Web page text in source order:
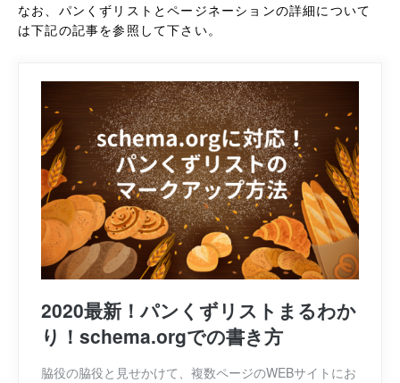
なお、パンくずリストとページネーションの詳細について
は下記の記事を参照して下さい。
2020最新！パンくずリストまるわか
り！schema.orgでの書き方
脇役の脇役と見せかけて、複数ページのWEBサイトにお